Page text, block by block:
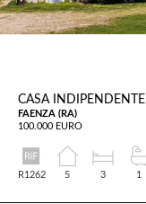
CASA INDIPENDENTE
FAENZA (RA)
100.000 EURO
R1262 5 3 1